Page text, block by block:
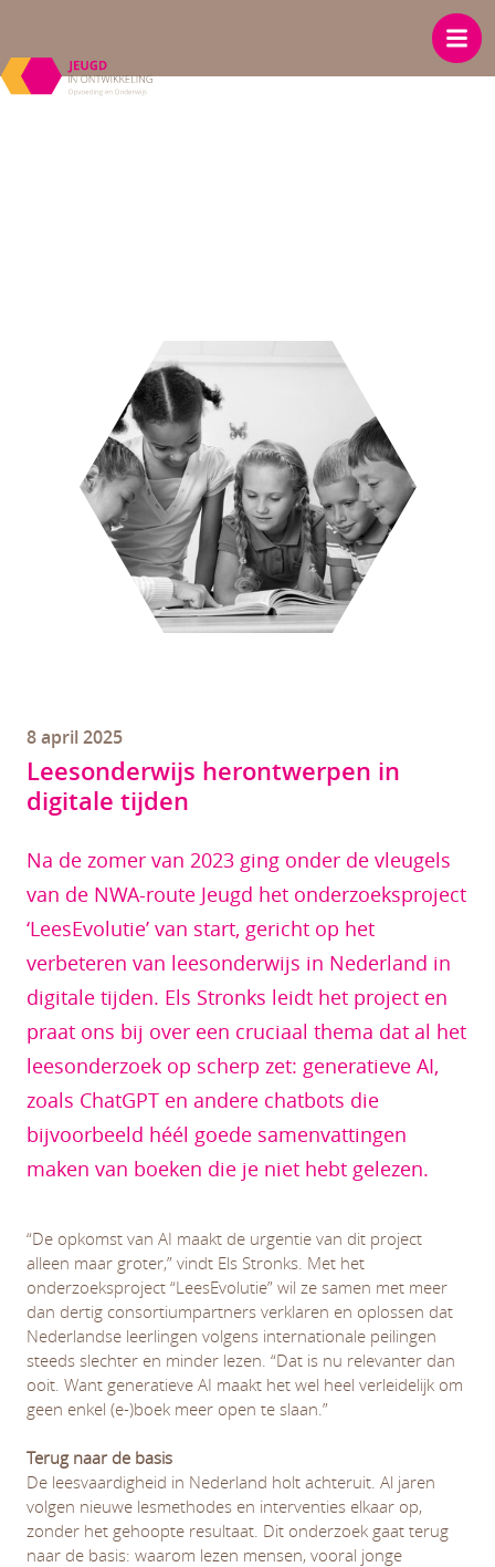
8 april 2025
Leesonderwijs herontwerpen in
digitale tijden
Na de zomer van 2023 ging onder de vleugels
van de NWA-route Jeugd het onderzoeksproject
‘LeesEvolutie’ van start, gericht op het
verbeteren van leesonderwijs in Nederland in
digitale tijden. Els Stronks leidt het project en
praat ons bij over een cruciaal thema dat al het
leesonderzoek op scherp zet: generatieve AI,
zoals ChatGPT en andere chatbots die
bijvoorbeeld héél goede samenvattingen
maken van boeken die je niet hebt gelezen.
“De opkomst van AI maakt de urgentie van dit project
alleen maar groter,” vindt Els Stronks. Met het
onderzoeksproject “LeesEvolutie” wil ze samen met meer
dan dertig consortiumpartners verklaren en oplossen dat
Nederlandse leerlingen volgens internationale peilingen
steeds slechter en minder lezen. “Dat is nu relevanter dan
ooit. Want generatieve AI maakt het wel heel verleidelijk om
geen enkel (e-)boek meer open te slaan.”
Terug naar de basis
De leesvaardigheid in Nederland holt achteruit. Al jaren
volgen nieuwe lesmethodes en interventies elkaar op,
zonder het gehoopte resultaat. Dit onderzoek gaat terug
naar de basis: waarom lezen mensen, vooral jonge